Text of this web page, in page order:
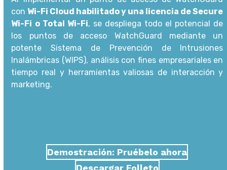
con Wi-Fi Cloud habilitado y una licencia de Secure
Wi-Fi o Total Wi-Fi, se despliega todo el potencial de
los puntos de acceso WatchGuard mediante un
potente Sistema de Prevención de Intrusiones
Inalámbricas (WIPS), análisis con fines empresariales en
tiempo real y herramientas valiosas de interacción y
marketing.
Demostración: Pruébelo ahora
Descargar Folleto